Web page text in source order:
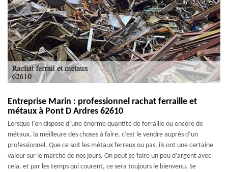
Entreprise Marin : professionnel rachat ferraille et
métaux à Pont D Ardres 62610
Lorsque l’on dispose d’une énorme quantité de ferraille ou encore de
métaux, la meilleure des choses à faire, c’est le vendre auprès d’un
professionnel. Que ce soit les métaux ferreux ou pas, ils ont une certaine
valeur sur le marché de nos jours. On peut se faire un peu d’argent avec
cela, et par les temps qui courent, ce sera toujours le bienvenu. Se